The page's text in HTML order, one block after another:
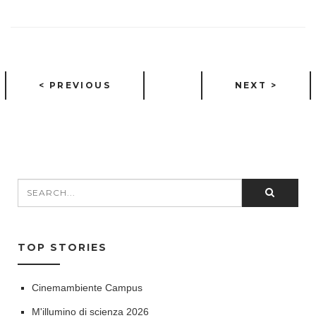
< PREVIOUS NEXT >
SEARCH FORM
TOP STORIES
Cinemambiente Campus
M'illumino di scienza 2026